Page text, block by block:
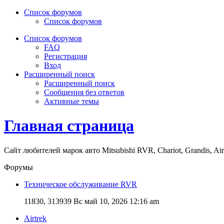
Список форумов
Список форумов
Список форумов
FAQ
Регистрация
Вход
Расширенный поиск
Расширенный поиск
Сообщения без ответов
Активные темы
Главная страница
Сайт любителей марок авто Mitsubishi RVR, Chariot, Grandis,
Форумы
Техническое обслуживание RVR
11830, 313939 Вс май 10, 2026 12:16 am
Airtrek